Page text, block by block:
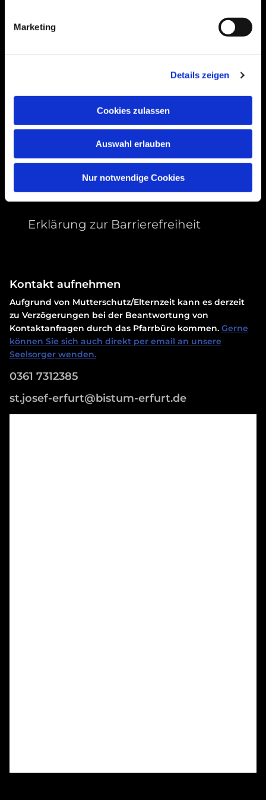
Marketing
Details zeigen
Cookies zulassen
Auswahl erlauben
Nur notwendige Cookies
um diese Karte anzuzeigen.
Accept cookies
Erklärung zur Barrierefreiheit
Kontakt aufnehmen
Aufgrund von Mutterschutz/Elternzeit kann es derzeit
zu Verzögerungen bei der Beantwortung von
Kontaktanfragen durch das Pfarrbüro kommen. Gerne
können Sie sich auch direkt per email an unsere
Seelsorger wenden.
0361 7312385
st.josef-erfurt@bistum-erfurt.de